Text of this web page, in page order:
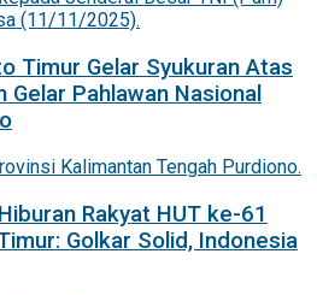
Timur Gelar Syukuran Atas
Gelar Pahlawan Nasional
Rakyat HUT ke-61
Golkar Solid, Indonesia